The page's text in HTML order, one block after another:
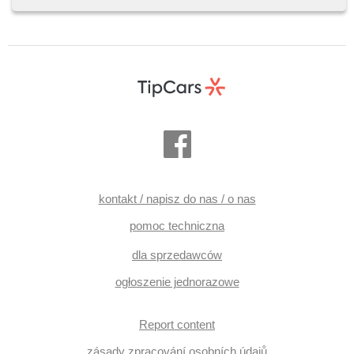
hlasové ovládání palubního počítače, tempomat
kontakt / napisz do nas / o nas
pomoc techniczna
dla sprzedawców
ogłoszenie jednorazowe
Report content
zásady zpracování osobních údajů